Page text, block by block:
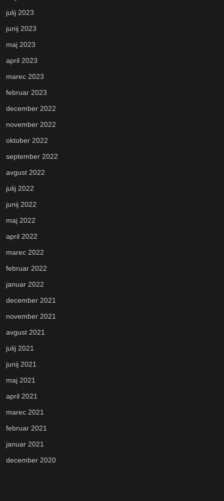
julij 2023
junij 2023
maj 2023
april 2023
marec 2023
februar 2023
december 2022
november 2022
oktober 2022
september 2022
avgust 2022
julij 2022
junij 2022
maj 2022
april 2022
marec 2022
februar 2022
januar 2022
december 2021
november 2021
avgust 2021
julij 2021
junij 2021
maj 2021
april 2021
marec 2021
februar 2021
januar 2021
december 2020